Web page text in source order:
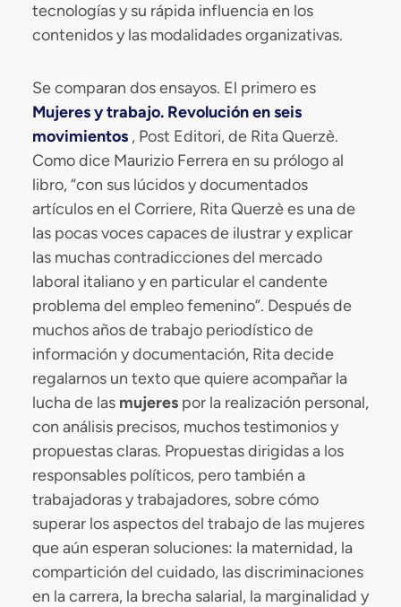
tecnologías y su rápida influencia en los
contenidos y las modalidades organizativas.
Se comparan dos ensayos. El primero es
Mujeres y trabajo. Revolución en seis
movimientos , Post Editori, de Rita Querzè.
Como dice Maurizio Ferrera en su prólogo al
libro, “con sus lúcidos y documentados
artículos en el Corriere, Rita Querzè es una de
las pocas voces capaces de ilustrar y explicar
las muchas contradicciones del mercado
laboral italiano y en particular el candente
problema del empleo femenino”. Después de
muchos años de trabajo periodístico de
información y documentación, Rita decide
regalarnos un texto que quiere acompañar la
lucha de las mujeres por la realización personal,
con análisis precisos, muchos testimonios y
propuestas claras. Propuestas dirigidas a los
responsables políticos, pero también a
trabajadoras y trabajadores, sobre cómo
superar los aspectos del trabajo de las mujeres
que aún esperan soluciones: la maternidad, la
compartición del cuidado, las discriminaciones
en la carrera, la brecha salarial, la marginalidad y